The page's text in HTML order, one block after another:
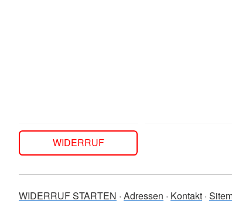
WIDERRUF
WIDERRUF STARTEN Adressen Kontakt